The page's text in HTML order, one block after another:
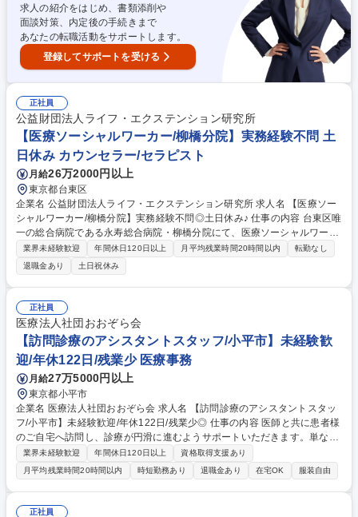
搬送クルー】医療機関との懸け橋に/キャリチェンしたい方歓迎
求人の紹介をはじめ、書類添削や
面談対策、内定後の手続きまで
あなたの転職活動をサポートします。
登録してサポートを受ける
正社員
公益財団法人ライフ・エクステンション研究所
【医療ソーシャルワーカー/柳橋分院】実務経験不問 土
日休み カウンセラー/セラピスト
月給26万2000円以上
東京都台東区
企業名 公益財団法人ライフ・エクステンション研究所 求人名 【医療ソー
シャルワーカー/柳橋分院】実務経験不問◎土日休み♪ 仕事の内容 台東区唯
一の総合病院である永寿総合病院・柳橋分院にて、医療ソーシャルワーカ
ーを募集いたします。患者様やご家族の退院支援・生活相談を担当いただ
きます。 【具体的には】 ■入院患者様の退院に向けた相談支援 ■介護保険
や医療費などの制度説明 ■関係機関との連絡調整 ※医師・看護師とのカン
ファレンス(週2回以上)や、2名体制で業務を進めるため、チームで協力し
ながら患者様一人ひとりに寄り添った支援が可能です。【業務内容の変更
範囲】当社の指定する業務 募集職種 【医療ソーシャルワーカー/柳橋分
院】実務経験不問◎土日休み♪
業界未経験歓迎 年間休日120日以上 月平均残業時間20時間以内
転勤なし
退職金あり
土日祝休み
正社員
医療法人社団おおぞら会
【訪問診療のアシスタントスタッフ/小平市】未経験歓
迎/年休122日/残業少 医療事務
月給27万5000円以上
東京都小平市
企業名 医療法人社団おおぞら会 求人名 【訪問診療のアシスタントスタッ
フ/小平市】未経験歓迎/年休122日/残業少◎ 仕事の内容 医師と共に患者様
のご自宅へ訪問し、診療が円滑に進むようサポートいただきます。単なる
補助ではなく、「医療現場を支える一員」として幅広く関わるポジション
です。 【具体的には】 ■訪問診療への同行（1日約15件） ■カルテ入力、
診療内容の記録サポート ■医療器材の準備・運搬 ■採血等の診療補助業務
患者様やご家族と接する機会も多く、医療と生活の両面に関わる実感を得
られます。 募集職種 【訪問診療のアシスタントスタッフ/小平市】未経験
業界未経験歓迎 年間休日120日以上
資格取得支援あり
月平均残業時間20時間以内
時短勤務あり 退職金あり 在宅OK 服装自由
正社員